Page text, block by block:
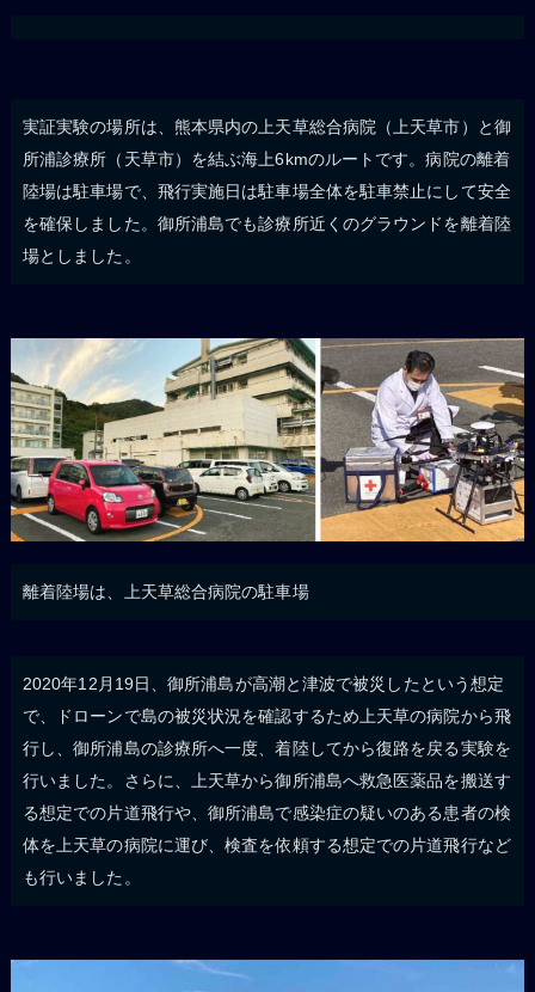
実証実験の場所は、熊本県内の上天草総合病院（上天草市）と御
所浦診療所（天草市）を結ぶ海上6kmのルートです。病院の離着
陸場は駐車場で、飛行実施日は駐車場全体を駐車禁止にして安全
を確保しました。御所浦島でも診療所近くのグラウンドを離着陸
場としました。
離着陸場は、上天草総合病院の駐車場
2020年12月19日、御所浦島が高潮と津波で被災したという想定
で、ドローンで島の被災状況を確認するため上天草の病院から飛
行し、御所浦島の診療所へ一度、着陸してから復路を戻る実験を
行いました。さらに、上天草から御所浦島へ救急医薬品を搬送す
る想定での片道飛行や、御所浦島で感染症の疑いのある患者の検
体を上天草の病院に運び、検査を依頼する想定での片道飛行など
も行いました。